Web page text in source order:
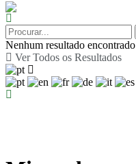
Nenhum resultado encontrado
Ver Todos os Resultados